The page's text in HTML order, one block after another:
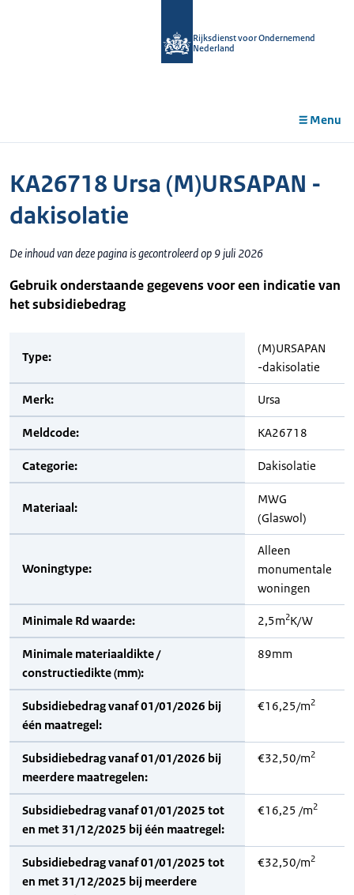
Rijksdienst voor Ondernemend
Nederland
Menu
KA26718 Ursa (M)URSAPAN -
dakisolatie
De inhoud van deze pagina is gecontroleerd op 9 juli 2026
Gebruik onderstaande gegevens voor een indicatie van
het subsidiebedrag
Type:
(M)URSAPAN
-dakisolatie
Merk: Ursa
Meldcode: KA26718
Categorie: Dakisolatie
Materiaal:
MWG
(Glaswol)
Woningtype:
Alleen
monumentale
woningen
Minimale Rd waarde: 2,5m2K/W
Minimale materiaaldikte /
constructiedikte (mm):
89mm
Subsidiebedrag vanaf 01/01/2026 bij
één maatregel:
€16,25/m2
Subsidiebedrag vanaf 01/01/2026 bij
meerdere maatregelen:
€32,50/m2
Subsidiebedrag vanaf 01/01/2025 tot
en met 31/12/2025 bij één maatregel:
€16,25 /m2
Subsidiebedrag vanaf 01/01/2025 tot
en met 31/12/2025 bij meerdere
€32,50/m2